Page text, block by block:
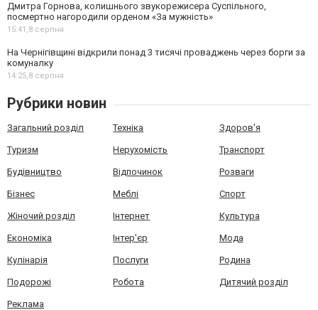
Дмитра Горнова, колишнього звукорежисера Суспільного,
посмертно нагородили орденом «За мужність»
15:41,8 серпня
На Чернігівщині відкрили понад 3 тисячі проваджень через борги за
комуналку
14:25,8 серпня
Рубрики новин
Загальний розділ Техніка Здоров'я
Туризм Нерухомість Транспорт
Будівництво Відпочинок Розваги
Бізнес Меблі Спорт
Жіночий розділ Інтернет Культура
Економіка Інтер'єр Мода
Кулінарія Послуги Родина
Подорожі Робота Дитячий розділ
Реклама